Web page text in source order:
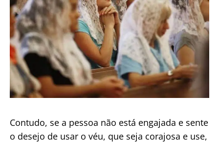
Contudo, se a pessoa não está engajada e sente
o desejo de usar o véu, que seja corajosa e use,